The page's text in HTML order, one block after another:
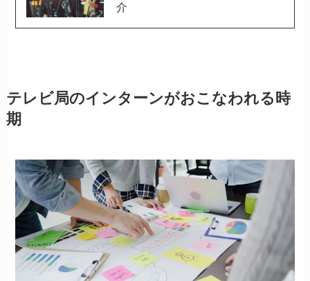
介
テレビ局のインターンがおこなわれる時
期